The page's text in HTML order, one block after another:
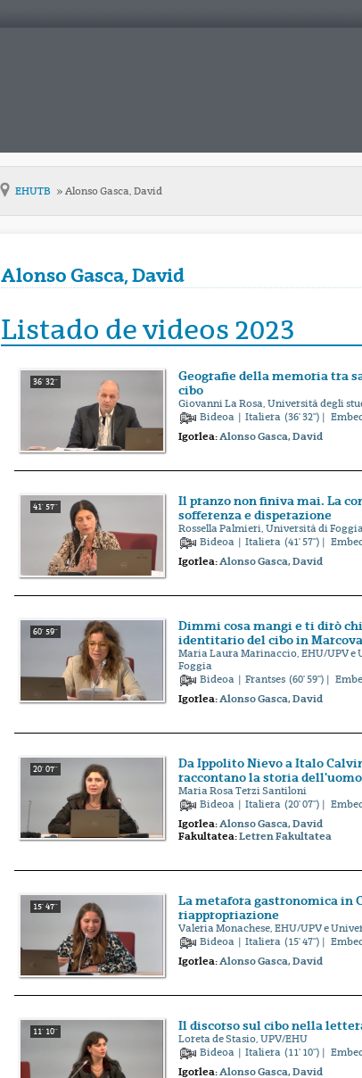
EHUTB Alonso Gasca, David
Alonso Gasca, David
Listado de videos 2023
36' 32''
Geografie della memoria tra
cibo
Giovanni La Rosa, Università degli
Bideoa | Italiera (36' 32'') |
Igorlea:Alonso Gasca, David
41' 57''
Il pranzo non finiva mai. La
sofferenza e disperazione
Rossella Palmieri, Università di
Bideoa | Italiera (41' 57'') |
Igorlea:Alonso Gasca, David
60' 59''
Dimmi cosa mangi e ti dirò
identitario del cibo in
Maria Laura Marinaccio, EHU/UPV e
Foggia
Bideoa | Frantses (60' 59'') |
Igorlea:Alonso Gasca, David
20' 07''
Da Ippolito Nievo a Italo
raccontano la storia
Maria Rosa Terzi Santiloni
Bideoa | Italiera (20' 07'') |
Igorlea:Alonso Gasca, David
Fakultatea:Letren Fakultatea
15' 47''
La metafora gastronomica in
riappropriazione
Valeria Monachese, EHU/UPV e
Bideoa | Italiera (15' 47'') |
Igorlea:Alonso Gasca, David
11' 10'' Il discorso sul cibo nella
Loreta de Stasio, UPV/EHU
Bideoa | Italiera (11' 10'') |
Igorlea:Alonso Gasca, David